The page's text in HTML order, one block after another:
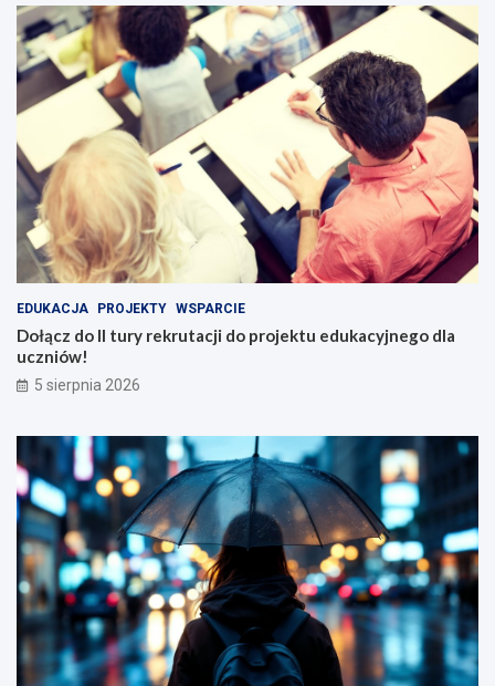
EDUKACJA PROJEKTY WSPARCIE
Dołącz do II tury rekrutacji do projektu edukacyjnego dla
uczniów!
5 sierpnia 2026